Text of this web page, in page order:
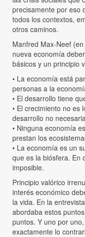
precisamente por eso
todos los contextos,
otros caminos.
Manfred Max-Neef
nueva economía
básicos y un principio
• La economía está
personas a la
• El desarrollo tiene
• El crecimiento no es
desarrollo no
• Ninguna economía
prestan los
• La economía es un
que es la biósfera. En
imposible.
Principio valórico
interés económico
la vida. En la
abordaba estos
puntos. Y uno por
exactamente lo